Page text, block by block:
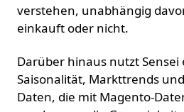
verstehen, unabhängig
einkauft oder nicht.
Darüber hinaus nutzt
Saisonalität, Markttrends
Daten, die mit Magento-